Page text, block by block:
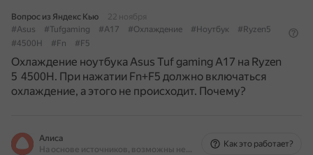
Вопрос из Яндекс Кью
22 ноября
#Asus
#Tufgaming #A17 #Охлаждение #Ноутбук
#Ryzen5
#4500H
#Fn #F5
Охлаждение ноутбука Asus Tuf gaming A17 на Ryzen
5 4500H. При нажатии Fn+F5 должно включаться
охлаждение, а этого не происходит. Почему?
Алиса
На основе источников, возможны неточности
Как это работает?